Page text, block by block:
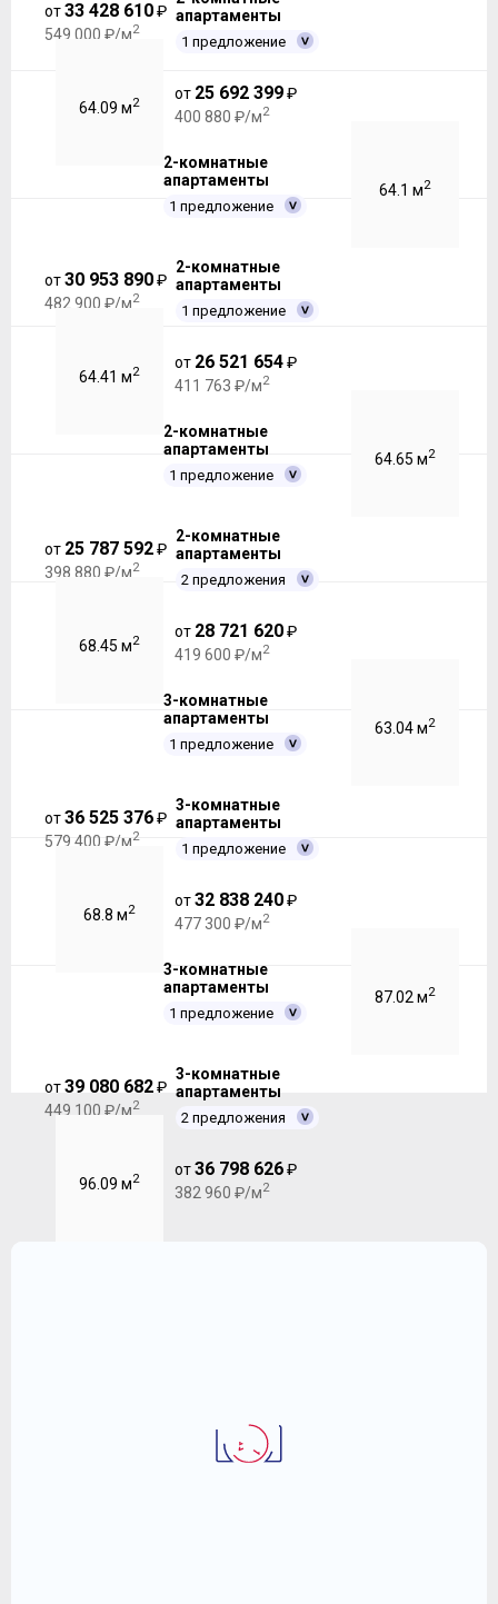
от33 428 610₽
549 000 ₽/м2
апартаменты
1 предложение
64.09 м2
от 25 692 399₽
400 880 ₽/м2
2-комнатные
апартаменты
1 предложение
64.1 м2
от30 953 890₽
482 900 ₽/м2
2-комнатные
апартаменты
1 предложение
64.41 м2
от 26 521 654₽
411 763 ₽/м2
2-комнатные
апартаменты
1 предложение
64.65 м2
от 25 787 592₽
398 880 ₽/м2
2-комнатные
апартаменты
2 предложения
68.45 м2
от 28 721 620₽
419 600 ₽/м2
3-комнатные
апартаменты
1 предложение
63.04 м2
от36 525 376₽
579 400 ₽/м2
3-комнатные
апартаменты
1 предложение
68.8 м2
от32 838 240₽
477 300 ₽/м2
3-комнатные
апартаменты
1 предложение
87.02 м2
от39 080 682₽
449 100 ₽/м2
3-комнатные
апартаменты
2 предложения
96.09 м2
от36 798 626₽
382 960 ₽/м2